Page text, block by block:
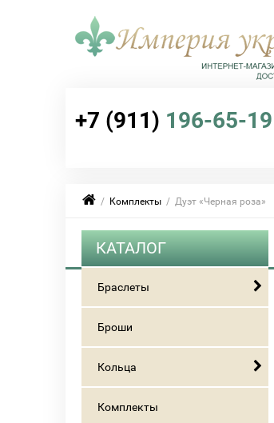
+7 (911) 196-65-19
/ Комплекты / Дуэт «Черная роза»
КАТАЛОГ
Браслеты
Броши
Кольца
Комплекты